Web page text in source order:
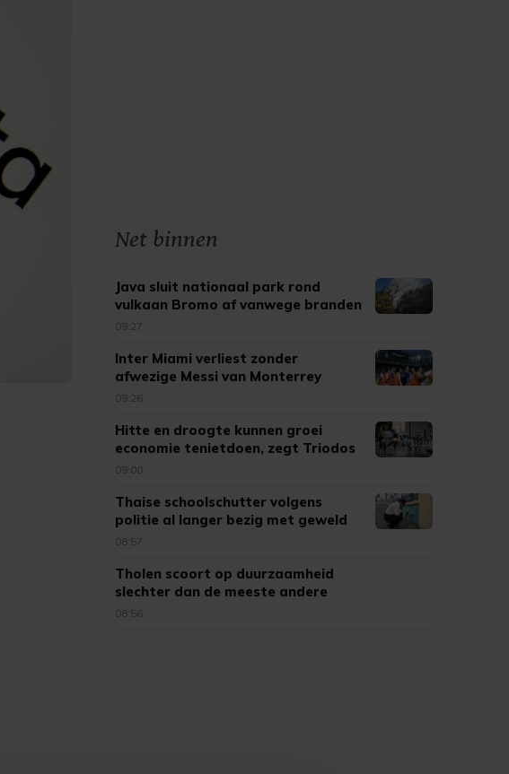
Net binnen
Java sluit nationaal park rond
vulkaan Bromo af vanwege branden
09:27
Inter Miami verliest zonder
afwezige Messi van Monterrey
09:26
Hitte en droogte kunnen groei
economie tenietdoen, zegt Triodos
09:00
Thaise schoolschutter volgens
politie al langer bezig met geweld
08:57
Tholen scoort op duurzaamheid
slechter dan de meeste andere
gemeenten
08:56